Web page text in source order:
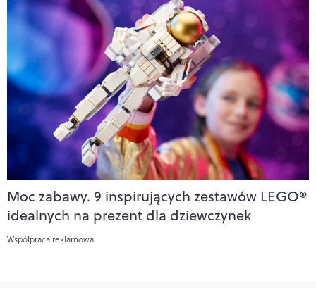
Moc zabawy. 9 inspirujących zestawów LEGO®
idealnych na prezent dla dziewczynek
Współpraca reklamowa